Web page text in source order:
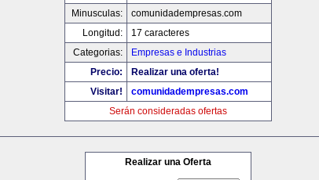
Minusculas:
comunidadempresas.com
Longitud:
17 caracteres
Categorias:
Empresas e Industrias
Precio:
Realizar una oferta!
Visitar!
comunidadempresas.com
Serán consideradas ofertas
Realizar una Oferta